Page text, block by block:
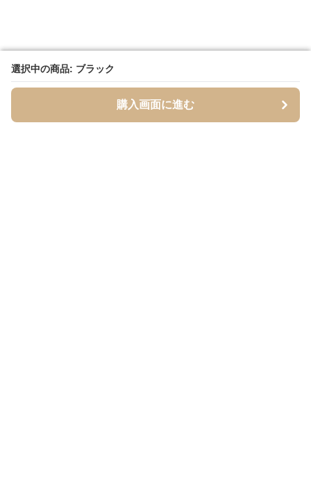
選択中の商品: ブラック
購入画面に進む
選択中の商品: ブラック
購入画面に進む